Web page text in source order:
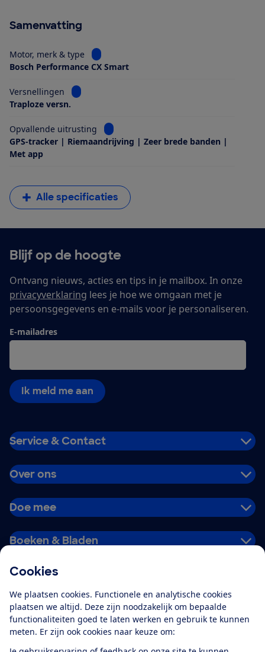
Cookies
We plaatsen cookies. Functionele en analytische cookies
plaatsen we altijd. Deze zijn noodzakelijk om bepaalde
functionaliteiten goed te laten werken en gebruik te kunnen
meten. Er zijn ook cookies naar keuze om:
Samenvatting
Motor, merk & type
Bekijk informatie voor Motor, merk & type
Bosch Performance CX Smart
Versnellingen
Bekijk informatie voor Versnellingen
Traploze versn.
Opvallende uitrusting
Bekijk informatie voor Opvallende
GPS-tracker | Riemaandrijving | Zeer brede banden |
Met app
Alle specificaties
Blijf op de hoogte
Ontvang nieuws, acties en tips in je mailbox. In onze
privacyverklaring lees je hoe we omgaan met je
persoonsgegevens en e-mails voor je personaliseren.
E-mailadres
Ik meld me aan
Service & Contact
Over ons
Doe mee
Boeken & Bladen
Alles over de